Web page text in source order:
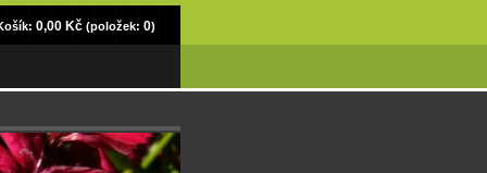
0,00 Kč (položek: 0)